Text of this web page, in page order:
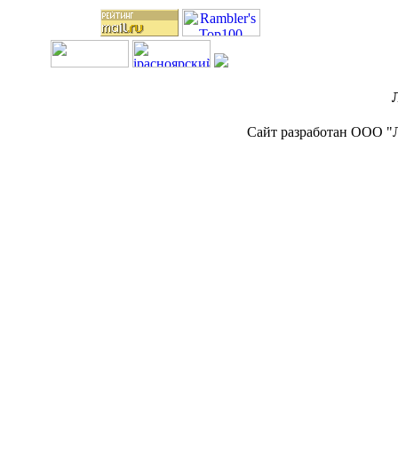
Сайт разработан ООО